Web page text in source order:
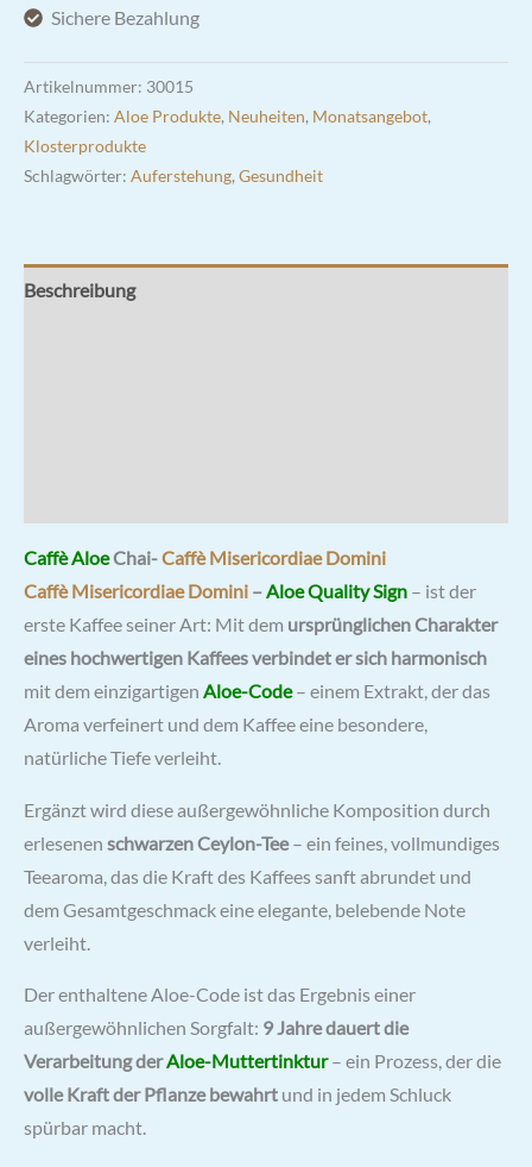
Schwarztee
Sichere Bezahlung
Artikelnummer: 30015
Kategorien: Aloe Produkte, Neuheiten, Monatsangebot,
Klosterprodukte
Schlagwörter: Auferstehung, Gesundheit
Beschreibung
Caffè AloeChai-Caffè Misericordiae Domini
Caffè Misericordiae Domini –Aloe Quality Sign – ist der
erste Kaffee seiner Art: Mit dem ursprünglichen Charakter
eines hochwertigen Kaffeesverbindet er sich harmonisch
mit dem einzigartigen Aloe-Code– einem Extrakt, der das
Aroma verfeinert und dem Kaffee eine besondere,
natürliche Tiefe verleiht.
Ergänzt wird diese außergewöhnliche Komposition durch
erlesenen schwarzen Ceylon-Tee– ein feines, vollmundiges
Teearoma, das die Kraft des Kaffees sanft abrundet und
dem Gesamtgeschmack eine elegante, belebende Note
verleiht.
Der enthaltene Aloe-Code ist das Ergebnis einer
außergewöhnlichen Sorgfalt: 9 Jahredauert die
Verarbeitung derAloe-Muttertinktur– ein Prozess, der die
volle Kraft der Pflanze bewahrt und in jedem Schluck
spürbar macht.